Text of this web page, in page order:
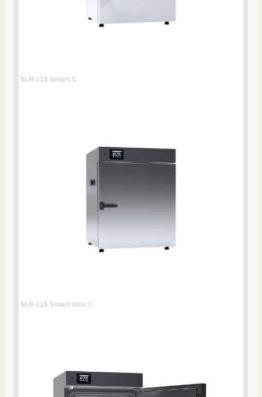
SLN 115 Smart C
SLN 115 Smart Inox C